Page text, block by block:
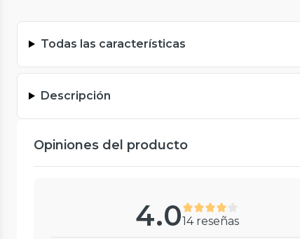
Todas las características
Descripción
Opiniones del producto
4.014 reseñas